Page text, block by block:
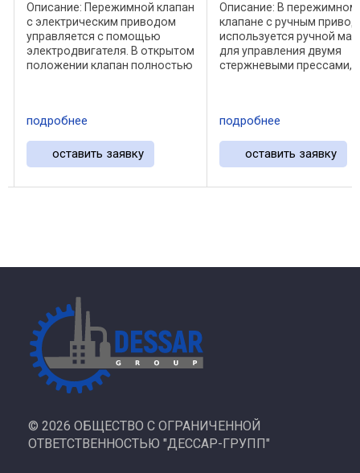
Описание: Пережимной клапан
с электрическим приводом
управляется с помощью
электродвигателя. В открытом
положении клапан полностью
прижимают втулку клапана к
осевой линии. ...
подробнее
оставить заявку
Описание: В пережимном
клапане с ручным
используется ручной
для управления двумя
стержневыми прессами,
соединяются с
трубопроводом и
неотъемлемой ...
подробнее
оставить заявку
© 2026 ОБЩЕСТВО С ОГРАНИЧЕННОЙ
ОТВЕТСТВЕННОСТЬЮ "ДЕССАР-ГРУПП"